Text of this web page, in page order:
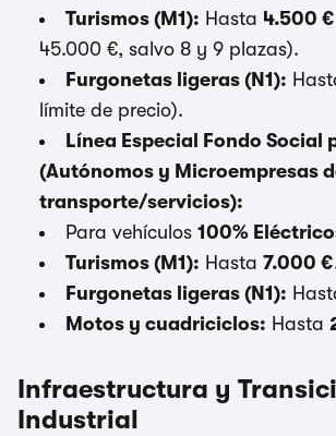
Turismos (M1): Hasta 4.500 €
45.000 €, salvo 8 y 9 plazas).
Furgonetas ligeras (N1):
límite de precio).
Línea Especial Fondo Social
(Autónomos y Microempresas
transporte/servicios):
Para vehículos 100%
Turismos (M1): Hasta 7.000 €
Furgonetas ligeras (N1):
Motos y cuadriciclos: Hasta
Infraestructura y
Industrial